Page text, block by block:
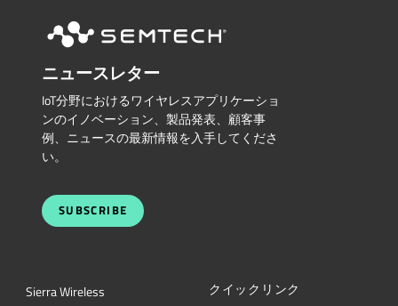
ニュースレター
IoT分野におけるワイヤレスアプリケーショ
ンのイノベーション、製品発表、顧客事
例、ニュースの最新情報を入手してくださ
い。
SUBSCRIBE
Sierra Wireless
クイックリンク